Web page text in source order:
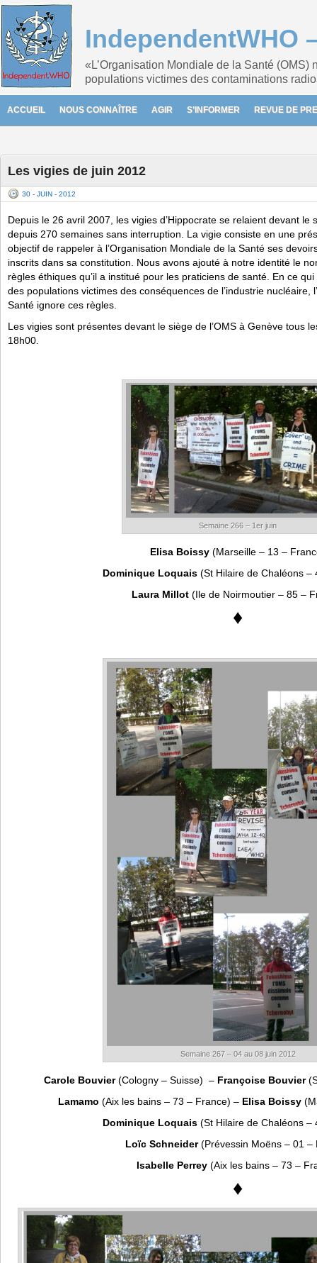
IndependentWHO
«L’Organisation Mondiale de la Santé
populations victimes des contaminations
ACCUEIL NOUS CONNAÎTRE AGIR S’INFORMER REVUE DE
Les vigies de juin 2012
30 - JUIN - 2012
Depuis le 26 avril 2007, les vigies d’Hippocrate se relaient devant le
depuis 270 semaines sans interruption. La vigie consiste en une
objectif de rappeler à l’Organisation Mondiale de la Santé ses
inscrits dans sa constitution. Nous avons ajouté à notre identité le
règles éthiques qu’il a institué pour les praticiens de santé. En ce
des populations victimes des conséquences de l’industrie nucléaire,
Santé ignore ces règles.
Les vigies sont présentes devant le siège de l’OMS à Genève tous
18h00.
Semaine 266 – 1er juin
Elisa Boissy (Marseille – 13 –
Dominique Loquais (St Hilaire de Chaléons –
Laura Millot(Ile de Noirmoutier – 85 –
♦
Semaine 267 – 04 au 08 juin 2012
Carole Bouvier(Cologny – Suisse) – Françoise Bouvier
Lamamo (Aix les bains – 73 – France) – Elisa Boissy
Dominique Loquais (St Hilaire de Chaléons –
Loïc Schneider(Prévessin Moëns – 01 –
Isabelle Perrey (Aix les bains – 73 –
♦